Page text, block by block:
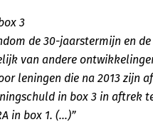
3
de 30-jaarstermijn en
van andere
leningen die na 2013 zijn
in box 3 in aftrek
in box 1. (…)”